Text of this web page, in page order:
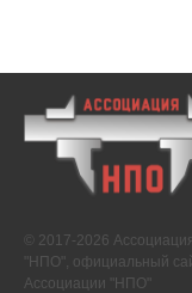
© 2017-2026 Ассоциация
"НПО", официальный
Ассоциации "НПО"